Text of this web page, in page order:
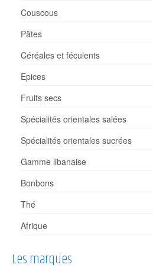
Couscous
Pâtes
Céréales et féculents
Epices
Fruits secs
Spécialités orientales salées
Spécialités orientales sucrées
Gamme libanaise
Bonbons
Thé
Afrique
Les marques